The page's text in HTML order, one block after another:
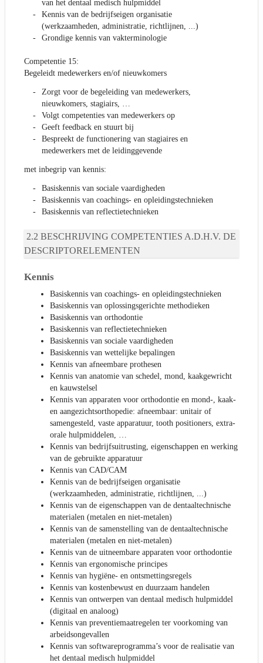
van het dentaal medisch hulpmiddel
Kennis van de bedrijfseigen organisatie
(werkzaamheden, administratie, richtlijnen, ...)
Grondige kennis van vakterminologie
Competentie 15:
Begeleidt medewerkers en/of nieuwkomers
Zorgt voor de begeleiding van medewerkers,
nieuwkomers, stagiairs, …
Volgt competenties van medewerkers op
Geeft feedback en stuurt bij
Bespreekt de functionering van stagiaires en
medewerkers met de leidinggevende
met inbegrip van kennis:
Basiskennis van sociale vaardigheden
Basiskennis van coachings- en opleidingstechnieken
Basiskennis van reflectietechnieken
BESCHRIJVING COMPETENTIES A.D.H.V. DE
DESCRIPTORELEMENTEN
Kennis
Basiskennis van coachings- en opleidingstechnieken
Basiskennis van oplossingsgerichte methodieken
Basiskennis van orthodontie
Basiskennis van reflectietechnieken
Basiskennis van sociale vaardigheden
Basiskennis van wettelijke bepalingen
Kennis van afneembare prothesen
Kennis van anatomie van schedel, mond, kaakgewricht
en kauwstelsel
Kennis van apparaten voor orthodontie en mond-, kaak-
en aangezichtsorthopedie: afneembaar: unitair of
samengesteld, vaste apparatuur, tooth positioners, extra-
orale hulpmiddelen, …
Kennis van bedrijfsuitrusting, eigenschappen en werking
van de gebruikte apparatuur
Kennis van CAD/CAM
Kennis van de bedrijfseigen organisatie
(werkzaamheden, administratie, richtlijnen, ...)
Kennis van de eigenschappen van de dentaaltechnische
materialen (metalen en niet-metalen)
Kennis van de samenstelling van de dentaaltechnische
materialen (metalen en niet-metalen)
Kennis van de uitneembare apparaten voor orthodontie
Kennis van ergonomische principes
Kennis van hygiëne- en ontsmettingsregels
Kennis van kostenbewust en duurzaam handelen
Kennis van ontwerpen van dentaal medisch hulpmiddel
(digitaal en analoog)
Kennis van preventiemaatregelen ter voorkoming van
arbeidsongevallen
Kennis van softwareprogramma’s voor de realisatie van
het dentaal medisch hulpmiddel